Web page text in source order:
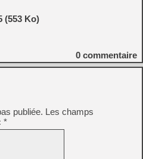
(553 Ko)
0 commentaire
publiée. Les champs
*